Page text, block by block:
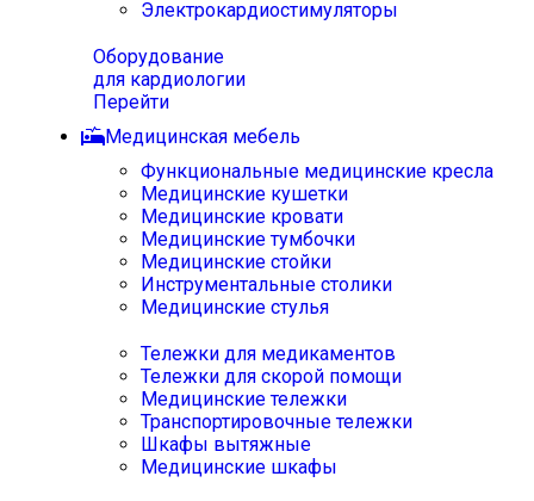
Электрокардиостимуляторы
Оборудование
для кардиологии
Перейти
Медицинская мебель
Функциональные медицинские кресла
Медицинские кушетки
Медицинские кровати
Медицинские тумбочки
Медицинские стойки
Инструментальные столики
Медицинские стулья
Тележки для медикаментов
Тележки для скорой помощи
Медицинские тележки
Транспортировочные тележки
Шкафы вытяжные
Медицинские шкафы